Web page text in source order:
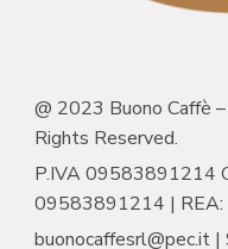
@ 2023 Buono Caffè
Rights Reserved.
P.IVA 09583891214
09583891214 |
buonocaffesrl@pec.it |